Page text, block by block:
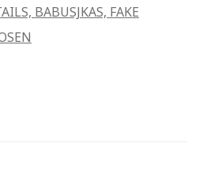
BABUSJKAS, FAKE